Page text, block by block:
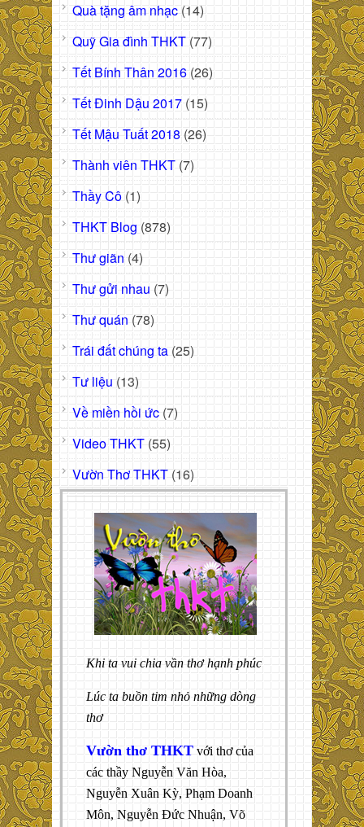
Quà tặng âm nhạc (14)
Quỹ Gia đình THKT (77)
Tết Bính Thân 2016 (26)
Tết Đinh Dậu 2017 (15)
Tết Mậu Tuất 2018 (26)
Thành viên THKT (7)
Thầy Cô (1)
THKT Blog (878)
Thư giãn (4)
Thư gửi nhau (7)
Thư quán (78)
Trái đất chúng ta (25)
Tư liệu (13)
Về miền hồi ức (7)
Video THKT (55)
Vườn Thơ THKT (16)
Khi ta vui chia vần thơ hạnh phúc
Lúc ta buồn tim nhỏ những dòng
thơ
Vườn thơ THKT với thơ của
các thầy Nguyễn Văn Hòa,
Nguyễn Xuân Kỳ, Phạm Doanh
Môn, Nguyễn Đức Nhuận, Võ